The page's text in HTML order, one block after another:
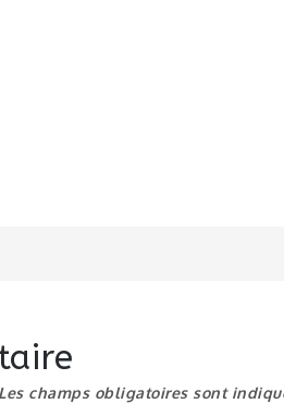
Les champs obligatoires sont